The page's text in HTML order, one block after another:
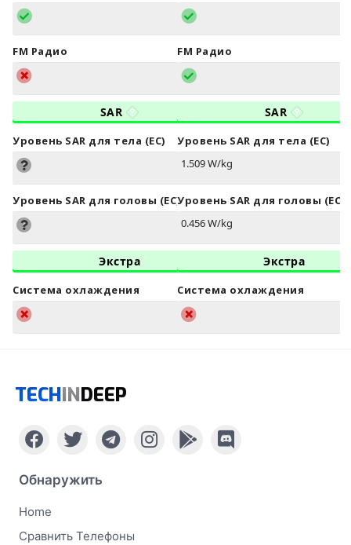
FM Радио
SAR
Уровень SAR для тела (ЕС)
Уровень SAR для головы (ЕС)
Экстра
Система охлаждения
FM Радио
SAR
Уровень SAR для тела (ЕС)
1.509 W/kg
Уровень SAR для головы (ЕС)
0.456 W/kg
Экстра
Система охлаждения
TECHINDEEP
Обнаружить
Home
Сравнить Телефоны